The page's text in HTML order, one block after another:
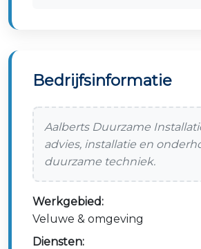
Bedrijfsinformatie
Aalberts Duurzame
advies, installatie en
duurzame techniek.
Werkgebied:
Veluwe & omgeving
Diensten: